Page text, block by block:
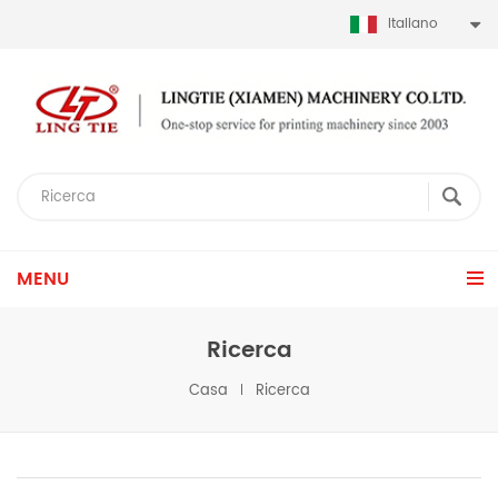
Italiano
MENU
Ricerca
Casa Ricerca